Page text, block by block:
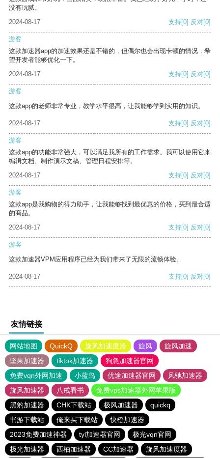
没有玩腻。
2024-08-17
支持[0] 反对[0]
游客
这款加速器app的加速效果还是不错的，但偶尔也会出现卡顿的情况，希
望开发者能够优化一下。
2024-08-17
支持[0] 反对[0]
游客
这款app的老师非常专业，教学水平很高，让我能够学到实用的知识。
2024-08-17 支持[0] 反对[0]
游客
这款app的功能非常强大，可以满足我所有的工作需求。我可以使用它来
编辑文档、制作演示文稿、管理日程安排等。
2024-08-17
支持[0] 反对[0]
游客
这款app是我购物的得力助手，让我能够找到最优惠的价格，买到最合适
的商品。
2024-08-17
支持[0] 反对[0]
游客
这款加速器VPM应用程序已经为我们带来了无限的流畅体验。
2024-08-17 支持[0] 反对[0]
友情链接
网站地图 QuickQ 旋风加速度器 旋风
旋风加速
坚果加速器
tiktok加速器
狗急加速器官网
免费vqn外网加速
小蓝鸟 优途加速器官网
风驰加速器
旋风加速器
八戒看书
免费vps加速器外网苹果版
黑豹加速器
CHK下载站 极风加速器
quickq
书游下载站
俺来买下载站
快橙加速器
2023免费加速神器
tyl加速器官网
极光vqn官网
极光加速器
西柚加速器 CC加速器 旋风加速度器